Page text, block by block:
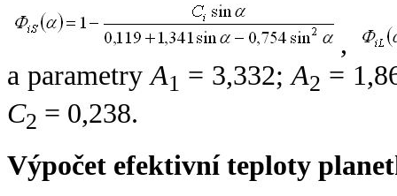
,
a parametryA1 = 3,332;A2 =
C2 = 0,238.
Výpočet efektivní teploty